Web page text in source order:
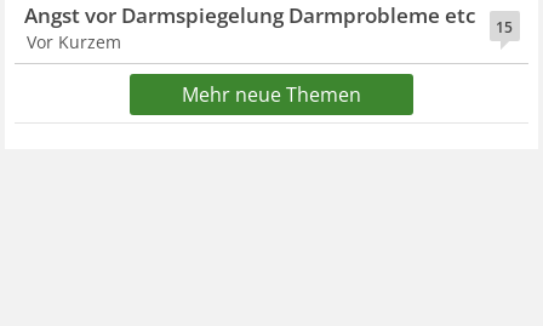
15
Angst vor Darmspiegelung Darmprobleme etc
Vor Kurzem
Mehr neue Themen